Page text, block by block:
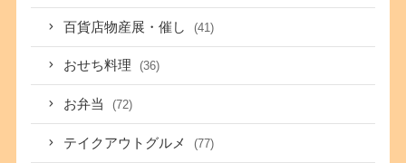
百貨店物産展・催し (41)
おせち料理 (36)
お弁当 (72)
テイクアウトグルメ (77)